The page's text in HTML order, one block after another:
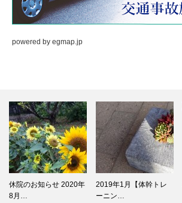
powered by egmap.jp
休院のお知らせ 2020年
8月…
2019年1月【体幹トレ
ーニン…